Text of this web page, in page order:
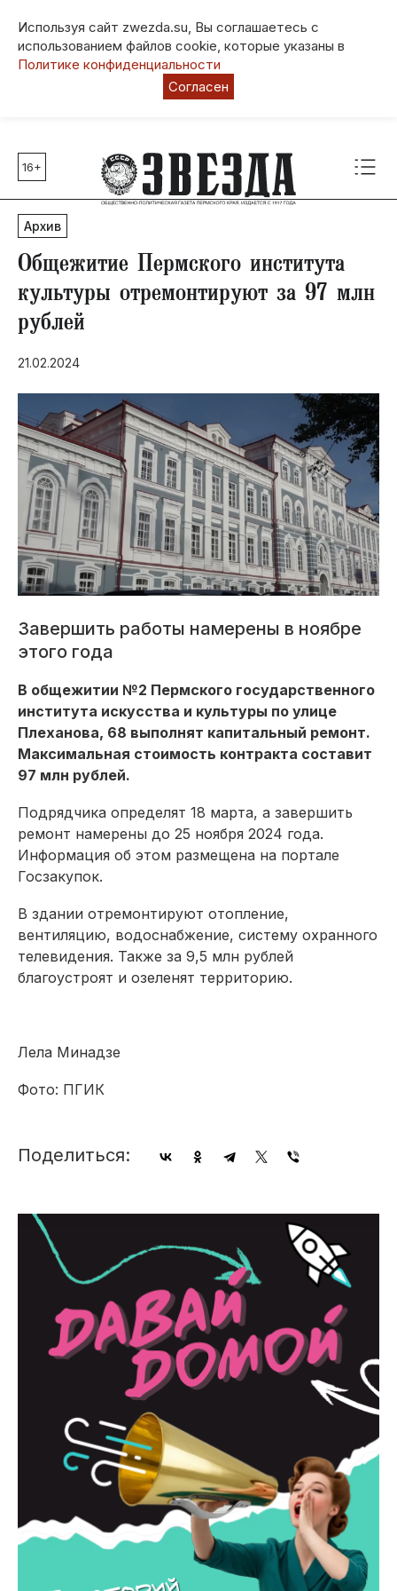
Используя сайт zwezda.su, Вы соглашаетесь с
использованием файлов cookie, которые указаны в
Политике конфиденциальности
Согласен
Главные темы
80 лет Победы
Молодежная столица РФ
СВО
Социальная поддержка
Инфраструктура
Благоустройство
16+
Архив
Общежитие Пермского института
культуры отремонтируют за 97 млн
рублей
21.02.2024
Завершить работы намерены в ноябре
этого года
В общежитии №2 Пермского государственного
института искусства и культуры по улице
Плеханова, 68 выполнят капитальный ремонт.
Максимальная стоимость контракта составит
97 млн рублей.
Подрядчика определят 18 марта, а завершить
ремонт намерены до 25 ноября 2024 года.
Информация об этом размещена на портале
Госзакупок.
В здании отремонтируют отопление,
вентиляцию, водоснабжение, систему охранного
телевидения. Также за 9,5 млн рублей
благоустроят и озеленят территорию.
Лела Минадзе
Фото: ПГИК
Поделиться: